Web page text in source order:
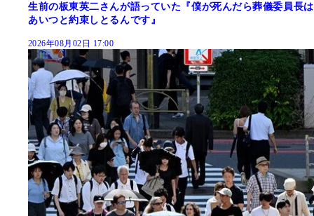
生前の板東英二さんが語っていた『僕が死んだら葬儀委員長は
あいつと約束しとるんです』
2026年08月02日 17:00